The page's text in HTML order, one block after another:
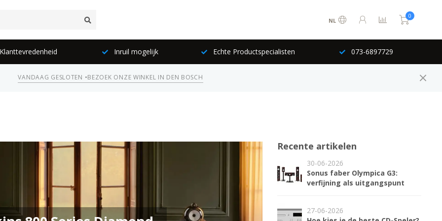
NL
0
Inruil mogelijk Echte Productspecialisten 073-6897729
VANDAAG GESLOTEN •BEZOEK ONZE WINKEL IN DEN BOSCH
Recente artikelen
30-06-2026
Sonus faber Olympica G3:
verfijning als uitgangspunt
27-06-2026